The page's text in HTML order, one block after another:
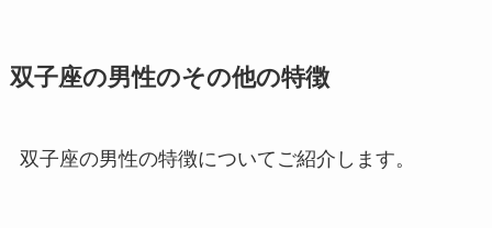
双子座の男性のその他の特徴
双子座の男性の特徴についてご紹介します。